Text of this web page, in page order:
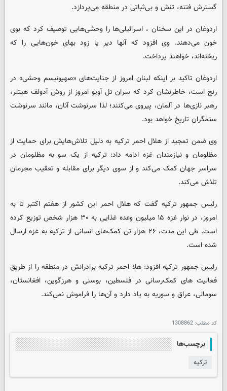
گسترش فتنه، تنش و بی‌ثباتی در منطقه می‌پردازد.
اردوغان در این سخنان ، اسرائیلی‌ها را وحشی‌هایی توصیف کرد که بوی
خون می‌دهند. وی افزود که آنها دیر یا زود بهای خون‌هایی را که
ریخته‌اند، خواهند پرداخت.
اردوغان تاکید بر اینکه لبنان امروز از جنایت‌های «صهیونیسم وحشی» در
رنج است، خاطرنشان کرد که سران تل آویو امروز از روش آدولف هیتلر،
رهبر نازی‌ها در آلمان، پیروی می‌کنند؛ لذا سرنوشت آنان، مانند سرنوشت
ستمگران تاریخ خواهد بود.
وی ضمن تمجید از هلال احمر ترکیه به دلیل تلاش‌هایش برای حمایت از
مظلومان و نیازمندان غزه ادامه داد: ترکیه از یک سو به مظلومان در
سراسر جهان کمک می‌کند و از سوی دیگر برای مقابله و تعقیب مجرمان
تلاش می‌کند.
رئیس جمهور ترکیه گفت که هلال احمر این کشور از هفتم اکتبر تا به
امروز، در نوار غزه ۱۵ میلیون وعده غذایی به ۳۰ هزار شخص توزیع کرده
است. طی این مدت، ۲۶ هزار تن کمک‌های انسانی از ترکیه به غزه ارسال
شده است.
رئیس جمهور ترکیه افزود: هلا احمر ترکیه برادرانش در منطقه را از طریق
فعالیت های کمک‌رسانی در فلسطین، بوسنی و هرزگوین، افغانستان،
سومالی، عراق و سوریه به یاد دارد و آن‌ها را فراموش نمی‌کند.
کد مطلب: 1308862
برچسب‌ها
ترکیه